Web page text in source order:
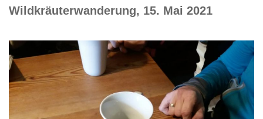
Wildkräuterwanderung, 15. Mai 2021